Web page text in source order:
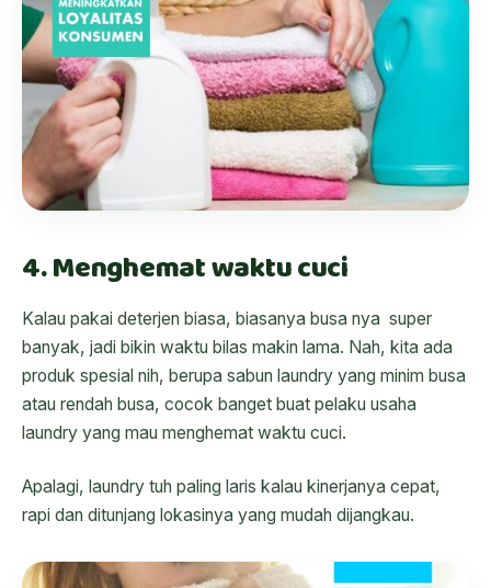
4. Menghemat waktu cuci
Kalau pakai deterjen biasa, biasanya busa nya super
banyak, jadi bikin waktu bilas makin lama. Nah, kita ada
produk spesial nih, berupa sabun laundry yang minim busa
atau rendah busa, cocok banget buat pelaku usaha
laundry yang mau menghemat waktu cuci.
Apalagi, laundry tuh paling laris kalau kinerjanya cepat,
rapi dan ditunjang lokasinya yang mudah dijangkau.